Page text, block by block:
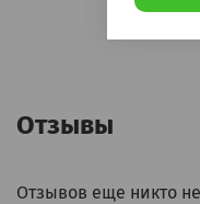
Отзывы
Отзывов еще никто